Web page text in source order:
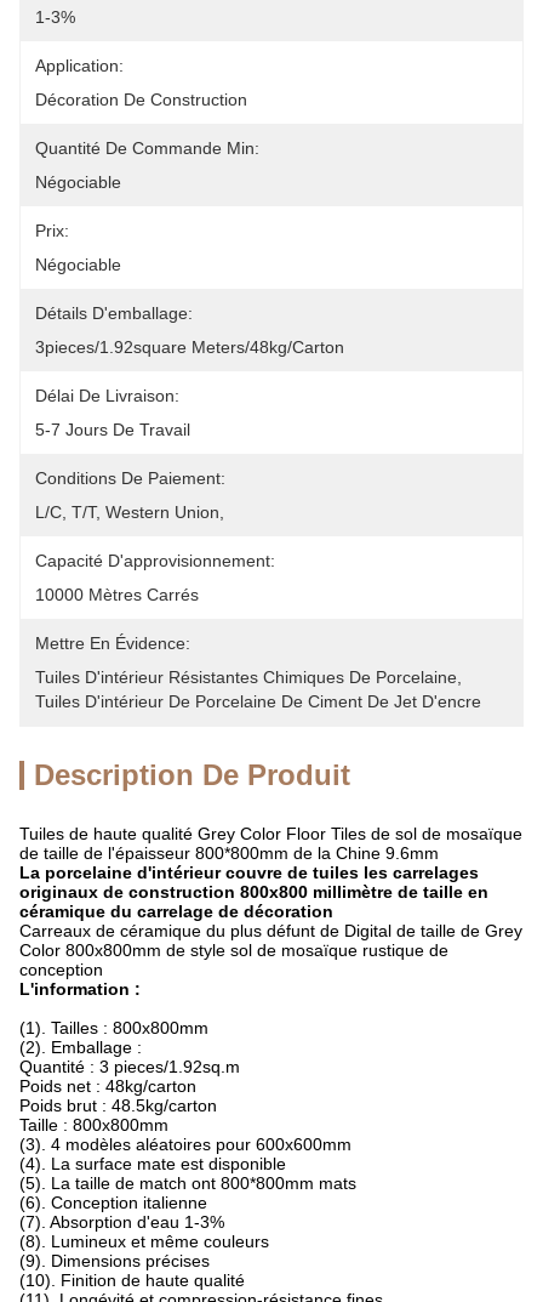
1-3%
Application:
Décoration De Construction
Quantité De Commande Min:
Négociable
Prix:
Négociable
Détails D'emballage:
3pieces/1.92square Meters/48kg/carton
Délai De Livraison:
5-7 Jours De Travail
Conditions De Paiement:
L/C, T/T, Western Union,
Capacité D'approvisionnement:
10000 Mètres Carrés
Mettre En Évidence:
Tuiles D'intérieur Résistantes Chimiques De Porcelaine
Tuiles D'intérieur De Porcelaine De Ciment De Jet D'encre
Description De Produit
Tuiles de haute qualité Grey Color Floor Tiles de sol de mosaïque
de taille de l'épaisseur 800*800mm de la Chine 9.6mm
La porcelaine d'intérieur couvre de tuiles les carrelages
originaux de construction 800x800 millimètre de taille en
céramique du carrelage de décoration
Carreaux de céramique du plus défunt de Digital de taille de Grey
Color 800x800mm de style sol de mosaïque rustique de
conception
L'information :
(1). Tailles : 800x800mm
(2). Emballage :
Quantité : 3 pieces/1.92sq.m
Poids net : 48kg/carton
Poids brut : 48.5kg/carton
Taille : 800x800mm
(3). 4 modèles aléatoires pour 600x600mm
(4). La surface mate est disponible
(5). La taille de match ont 800*800mm mats
(6). Conception italienne
(7). Absorption d'eau 1-3%
(8). Lumineux et même couleurs
(9). Dimensions précises
(10). Finition de haute qualité